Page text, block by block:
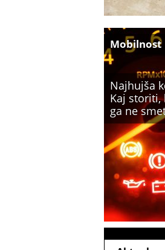
Najhujša
Kaj storiti,
ga ne
Mobilnost